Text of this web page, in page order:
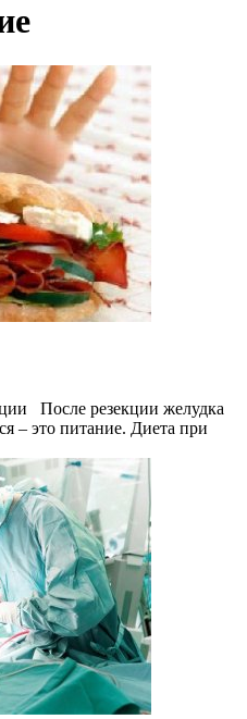
После резекции желудка
– это питание. Диета при